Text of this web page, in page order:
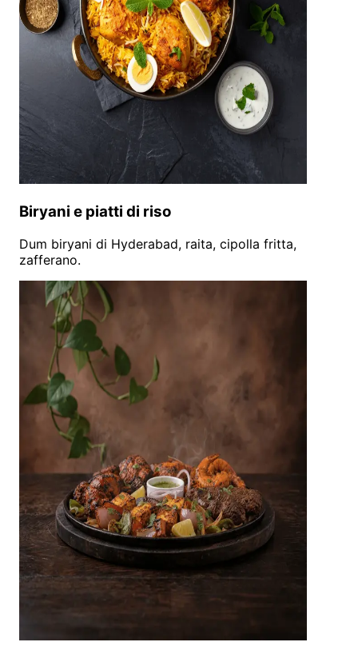
Biryani e piatti di riso
Dum biryani di Hyderabad, raita, cipolla fritta,
zafferano.